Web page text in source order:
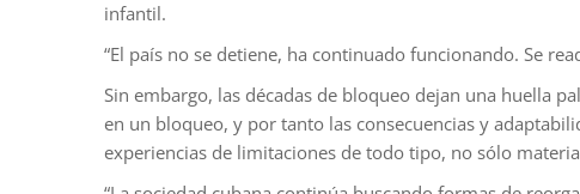
infantil.
“El país no se detiene, ha continuado funcionando. Se
Sin embargo, las décadas de bloqueo dejan una huella
en un bloqueo, y por tanto las consecuencias y
experiencias de limitaciones de todo tipo, no sólo